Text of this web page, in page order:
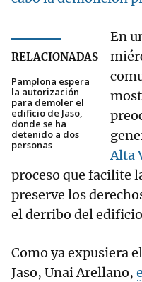
RELACIONADAS
Pamplona espera
la autorización
para demoler el
edificio de Jaso,
donde se ha
detenido a dos
personas
En
Alta
proceso que facilite
preserve los
el derribo del
Como ya expusiera
Jaso, Unai Arellano,